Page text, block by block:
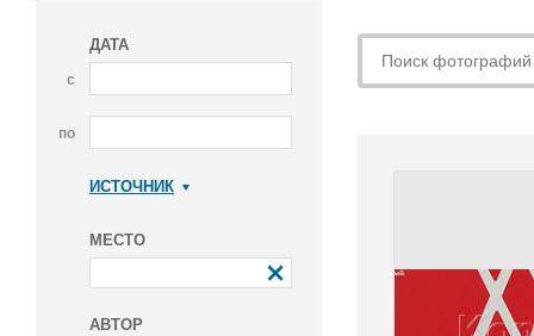
ДАТА
с
по
ИСТОЧНИК
МЕСТО
АВТОР